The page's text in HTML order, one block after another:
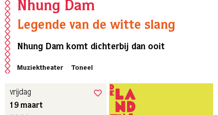
Nhung Dam
Legende van de witte slang
Nhung Dam komt dichterbij dan ooit
Muziektheater Toneel
vrijdag
19 maart